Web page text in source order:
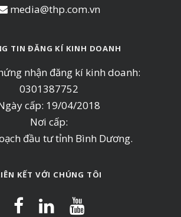
media@thp.com.vn
TIN ĐĂNG KÍ KINH DOANH
nhận đăng kí kinh doanh:
0301387752
cấp: 19/04/2018
Nơi cấp:
đầu tư tỉnh Bình Dương.
KẾT VỚI CHÚNG TÔI